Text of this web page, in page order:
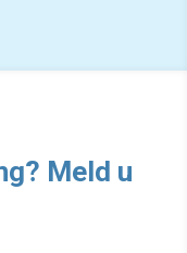
Meld u